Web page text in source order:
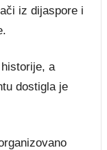
iz dijaspore i
a
dostigla je